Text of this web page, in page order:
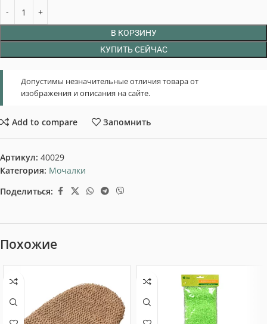
В КОРЗИНУ
КУПИТЬ СЕЙЧАС
Допустимы незначительные отличия товара от
изображения и описания на сайте.
Add to compare Запомнить
Артикул: 40029
Категория: Мочалки
Поделиться:
Похожие